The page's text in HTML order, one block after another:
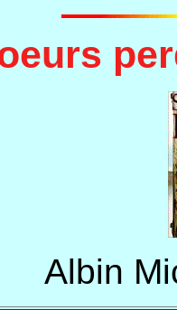
Albin